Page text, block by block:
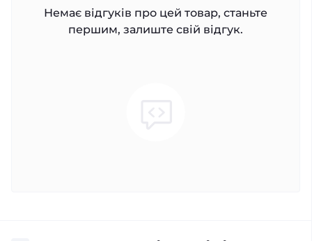
Немає відгуків про цей товар, станьте
першим, залиште свій відгук.